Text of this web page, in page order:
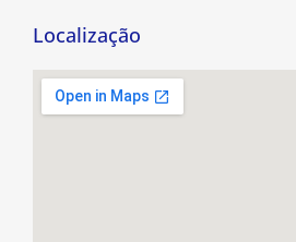
Localização